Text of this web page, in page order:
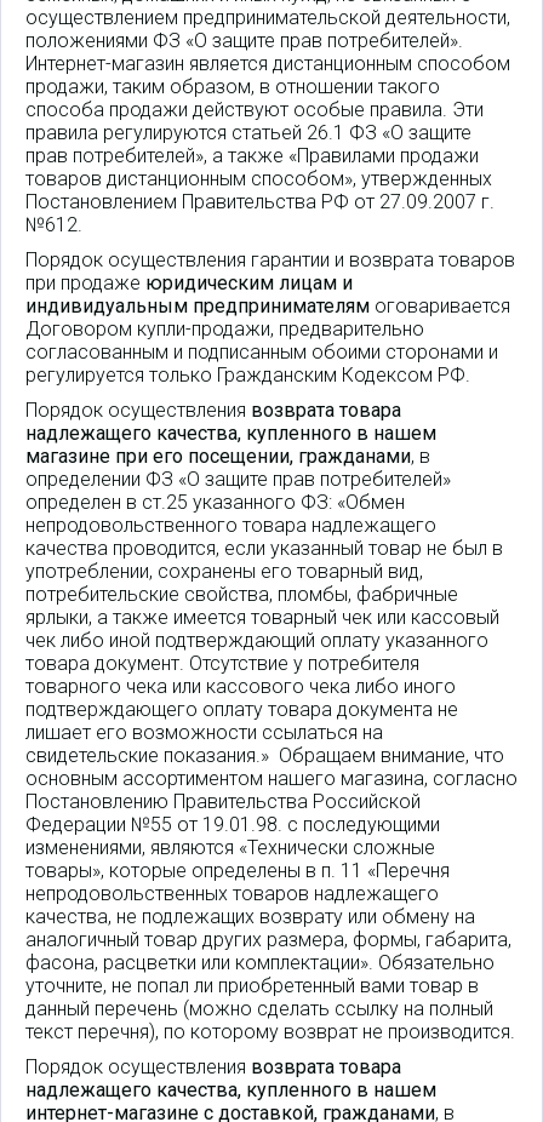
осуществлением предпринимательской деятельности,
положениями ФЗ «О защите прав потребителей».
Интернет-магазин является дистанционным способом
продажи, таким образом, в отношении такого
способа продажи действуют особые правила. Эти
правила регулируются статьей 26.1 ФЗ «О защите
прав потребителей», а также «Правилами продажи
товаров дистанционным способом», утвержденных
Постановлением Правительства РФ от 27.09.2007 г.
№612.
Порядок осуществления гарантии и возврата товаров
при продаже юридическим лицам и
индивидуальным предпринимателям оговаривается
Договором купли-продажи, предварительно
согласованным и подписанным обоими сторонами и
регулируется только Гражданским Кодексом РФ.
Порядок осуществления возврата товара
надлежащего качества, купленного в нашем
магазине при его посещении, гражданами, в
определении ФЗ «О защите прав потребителей»
определен в ст.25 указанного ФЗ: «Обмен
непродовольственного товара надлежащего
качества проводится, если указанный товар не был в
употреблении, сохранены его товарный вид,
потребительские свойства, пломбы, фабричные
ярлыки, а также имеется товарный чек или кассовый
чек либо иной подтверждающий оплату указанного
товара документ. Отсутствие у потребителя
товарного чека или кассового чека либо иного
подтверждающего оплату товара документа не
лишает его возможности ссылаться на
свидетельские показания.» Обращаем внимание, что
основным ассортиментом нашего магазина, согласно
Постановлению Правительства Российской
Федерации №55 от 19.01.98. с последующими
изменениями, являются «Технически сложные
товары», которые определены в п. 11 «Перечня
непродовольственных товаров надлежащего
качества, не подлежащих возврату или обмену на
аналогичный товар других размера, формы, габарита,
фасона, расцветки или комплектации». Обязательно
уточните, не попал ли приобретенный вами товар в
данный перечень (можно сделать ссылку на полный
текст перечня), по которому возврат не производится.
Порядок осуществления возврата товара
надлежащего качества, купленного в нашем
интернет-магазине с доставкой, гражданами, в